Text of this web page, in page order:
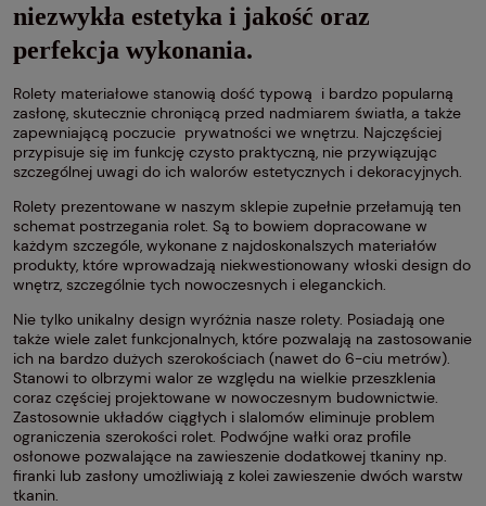
niezwykła estetyka i jakość oraz
perfekcja wykonania.
Rolety materiałowe stanowią dość typową i bardzo popularną
zasłonę, skutecznie chroniącą przed nadmiarem światła, a także
zapewniającą poczucie prywatności we wnętrzu. Najczęściej
przypisuje się im funkcję czysto praktyczną, nie przywiązując
szczególnej uwagi do ich walorów estetycznych i dekoracyjnych.
Rolety prezentowane w naszym sklepie zupełnie przełamują ten
schemat postrzegania rolet. Są to bowiem dopracowane w
każdym szczególe, wykonane z najdoskonalszych materiałów
produkty, które wprowadzają niekwestionowany włoski design do
wnętrz, szczególnie tych nowoczesnych i eleganckich.
Nie tylko unikalny design wyróżnia nasze rolety. Posiadają one
także wiele zalet funkcjonalnych, które pozwalają na zastosowanie
ich na bardzo dużych szerokościach (nawet do 6-ciu metrów).
Stanowi to olbrzymi walor ze względu na wielkie przeszklenia
coraz częściej projektowane w nowoczesnym budownictwie.
Zastosownie układów ciągłych i slalomów eliminuje problem
ograniczenia szerokości rolet. Podwójne wałki oraz profile
osłonowe pozwalające na zawieszenie dodatkowej tkaniny np.
firanki lub zasłony umożliwiają z kolei zawieszenie dwóch warstw
tkanin.